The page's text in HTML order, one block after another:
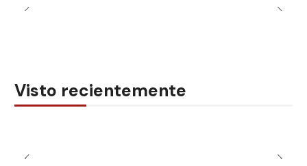
Visto recientemente